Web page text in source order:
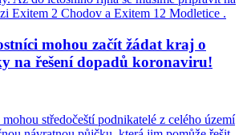
Exitem 2 Chodov a Exitem 12 Modletice .
mohou začít žádat kraj o
na řešení dopadů koronaviru!
středočeští podnikatelé z celého území